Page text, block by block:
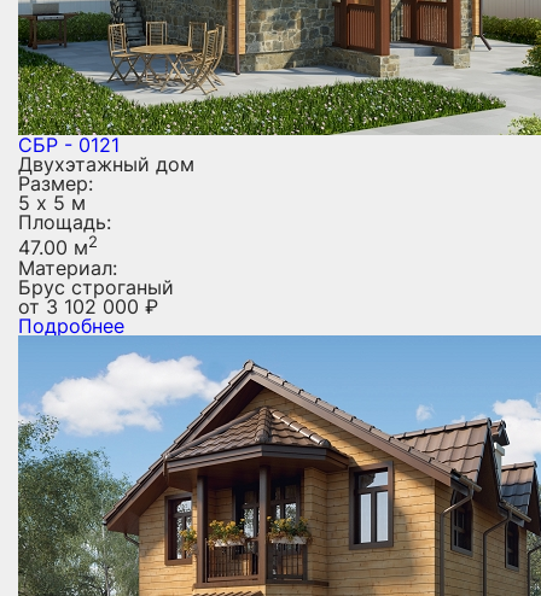
СБР - 0121
Двухэтажный дом
Размер:
5 х 5 м
Площадь:
47.00 м2
Материал:
Брус строганый
от3 102 000 ₽
Подробнее